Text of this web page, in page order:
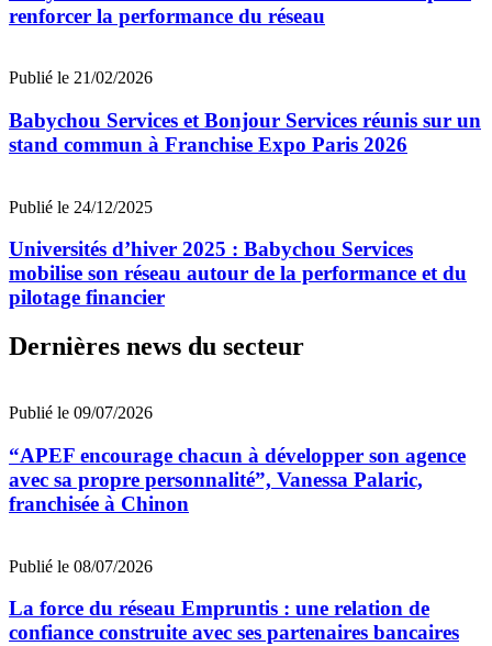
renforcer la performance du réseau
Publié le 21/02/2026
Babychou Services et Bonjour Services réunis sur un
stand commun à Franchise Expo Paris 2026
Publié le 24/12/2025
Universités d’hiver 2025 : Babychou Services
mobilise son réseau autour de la performance et du
pilotage financier
Dernières news du secteur
Publié le 09/07/2026
“APEF encourage chacun à développer son agence
avec sa propre personnalité”, Vanessa Palaric,
franchisée à Chinon
Publié le 08/07/2026
La force du réseau Empruntis : une relation de
confiance construite avec ses partenaires bancaires